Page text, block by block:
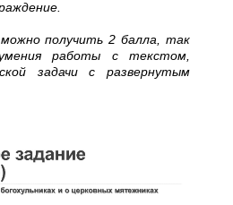
получить 2 балла, так
работы с текстом,
задачи с развернутым